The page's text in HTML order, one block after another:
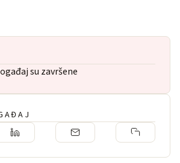
su završene